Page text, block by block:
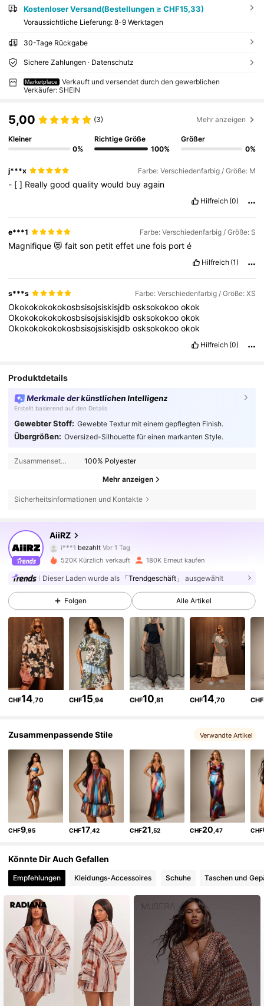
Kostenloser Versand(Bestellungen ≥ CHF15,33)
Voraussichtliche Lieferung: 8-9 Werktagen
30-Tage Rückgabe
Sichere Zahlungen · Datenschutz
Marketplace
Verkauft und versendet durch den gewerblichen
Verkäufer: SHEIN
5,00 (3) Mehr anzeigen
Kleiner
0%
Richtige Größe
100%
Größer
0%
j***x Farbe: Verschiedenfarbig / Größe: M
- [] Reallygoodqualitywould buyagain
Hilfreich (0)
e***1 Farbe: Verschiedenfarbig / Größe: S
Magnifique😻faitson petiteffet unefois porté
Hilfreich (1)
s***s Farbe: Verschiedenfarbig / Größe: XS
Okokokokokokosbsisojsiskisjdbosksokokoookok
Okokokokokokosbsisojsiskisjdbosksokokoookok
Okokokokokokosbsisojsiskisjdbosksokokoookok
Hilfreich (0)
Produktdetails
Merkmale der künstlichen Intelligenz
Erstellt basierend auf den Details
Gewebter Stoff: Gewebte Textur mit einem gepflegten Finish.
Übergrößen: Oversized-Silhouette für einen markanten Style.
Zusammensetzung: 100% Polyester
Mehr anzeigen
Sicherheitsinformationen und Kontakte
AiiRZ
4,81
696K Follower
a***y istVor 2 Stunden
4,81 696K Follower
4,81 696K Follower
4,81 696K Follower
696K Follower
696K Follower
4,81
4,81 696K Follower
520K Kürzlich verkauft 180K Erneut kaufen
Dieser Laden wurde als 「Trendgeschäft」 ausgewählt
Folgen Alle Artikel
CHF14,70 CHF15,94 CHF10,81 CHF14,70 CHF
Zusammenpassende Stile Verwandte Artikel
CHF9 ,95 CHF17 ,42 CHF21 ,52 CHF20 ,47 CHF
Könnte Dir Auch Gefallen
Empfehlungen Kleidungs-Accessoires Schuhe Taschen und